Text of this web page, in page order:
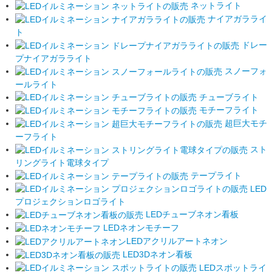
ネットライト
ナイアガラライ
ト
ドレー
プナイアガラライト
スノーフォ
ールライト
チューブライト
モチーフライト
超巨大モチ
ーフライト
スト
リングライト電球タイプ
テープライト
LED
プロジェクションロゴライト
LEDチューブネオン看板
LEDネオンモチーフ
LEDアクリルアートネオン
LED3Dネオン看板
LEDスポットライ